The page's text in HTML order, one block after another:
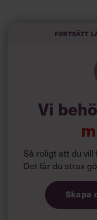
och höjt arbetsglädjen
Fortsätt
Vi
Så roligt att du
Det får du strax
Skapa